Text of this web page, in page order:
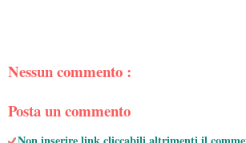
Nessun commento :
Posta un commento